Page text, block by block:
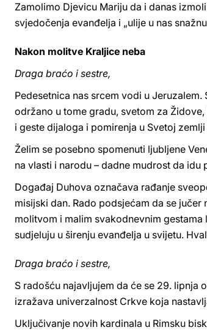
Zamolimo Djevicu Mariju da i danas
svjedočenja evanđelja i „ulije u nas
Nakon molitve Kraljice neba
Draga braćo i sestre,
Pedesetnica nas srcem vodi u
održano u tome gradu, svetom za
i geste dijaloga i pomirenja u Svetoj
Želim se posebno spomenuti ljubljene
na vlasti i narodu – dadne mudrost da
Događaj Duhova označava rađanje
misijski dan. Rado podsjećam da se
molitvom i malim svakodnevnim
sudjeluju u širenju evanđelja u svijetu.
Draga braćo i sestre,
S radošću najavljujem da će se 29. lipnja
izražava univerzalnost Crkve koja
Uključivanje novih kardinala u Rimsku